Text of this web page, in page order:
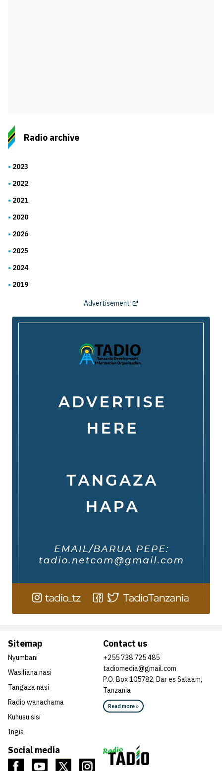
Radio archive
2023
2022
2021
2020
2026
2025
2024
2019
Advertisement
Social media
Sitemap
Nyumbani
Wasiliana nasi
Tangaza nasi
Radio wanachama
Kuhusu sisi
Ingia
Contact us
+255 738 725 485
tadiomedia@gmail.com
P.O. Box 105782, Dar es Salaam,
Tanzania
Read more »